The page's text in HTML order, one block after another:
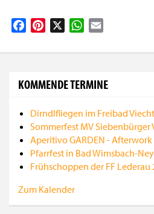
FacebookPinterest WhatsApp
KOMMENDE TERMINE
Dirndlfliegen im Freibad
Sommerfest MV Siebenbürger
Aperitivo GARDEN -
Pfarrfest in Bad Wimsbach-
Frühschoppen der FF Lederau
Zum Kalender